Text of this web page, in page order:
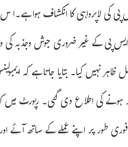
پی کے غیر ضروری جوش وجذبہ کی
کیا۔ بتایا جاتا ہے کہ
گیا۔ ڈرائیور کے 20 منٹ تک دستیاب نہ ہونے کی اطلاع
فوری طور پر اپنے عملے کے ساتھ